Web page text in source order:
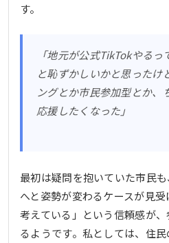
す。
「地元が公式TikTokやる
と恥ずかしいかと思ったけ
ングとか市民参加型とか、
応援したくなった」
最初は疑問を抱いていた市民
へと姿勢が変わるケースが見
考えている」という信頼感が
るようです。私としては、住